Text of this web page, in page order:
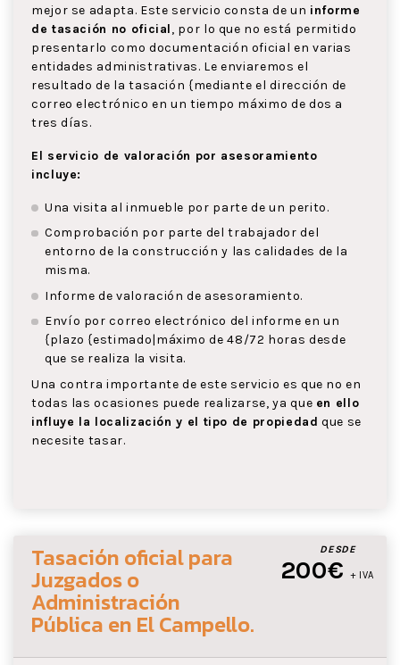
mejor se adapta. Este servicio consta de un informe
de tasación no oficial, por lo que no está permitido
presentarlo como documentación oficial en varias
entidades administrativas. Le enviaremos el
resultado de la tasación {mediante el dirección de
correo electrónico en un tiempo máximo de dos a
tres días.
El servicio de valoración por asesoramiento
incluye:
Una visita al inmueble por parte de un perito.
Comprobación por parte del trabajador del
entorno de la construcción y las calidades de la
misma.
Informe de valoración de asesoramiento.
Envío por correo electrónico del informe en un
{plazo {estimado|máximo de 48/72 horas desde
que se realiza la visita.
Una contra importante de este servicio es que no en
todas las ocasiones puede realizarse, ya que en ello
influye la localización y el tipo de propiedad que se
necesite tasar.
DESDE
200€ + IVA
Tasación oficial para
Juzgados o
Administración
Pública en El Campello.